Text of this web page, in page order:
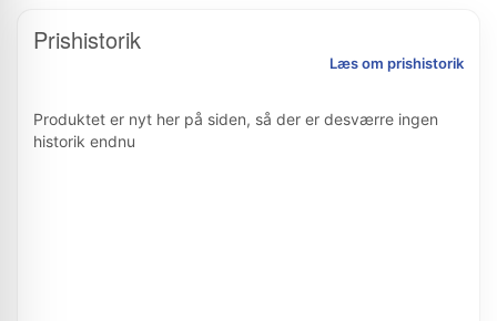
Prishistorik
Læs om prishistorik
Produktet er nyt her på siden, så der er desværre ingen
historik endnu